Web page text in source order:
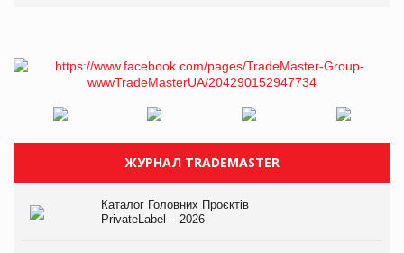
ЖУРНАЛ TRADEMASTER
Каталог Головних Проєктів
PrivateLabel – 2026